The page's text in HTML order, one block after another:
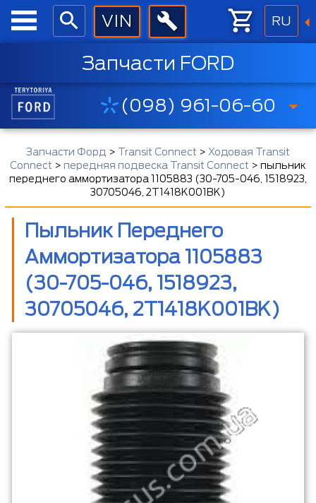
RU
Запчасти FORD
(098) 961-06-60
Запчасти Форд > Transit Connect > Ходовая Transit
Connect > передняя подвеска Transit Connect >пыльник
переднего аммортизатора 1105883 (30-705-046, 1518923,
30705046, 2T1418K001BK)
Пыльник Переднего
Аммортизатора 1105883
(30-705-046, 1518923,
30705046, 2T1418K001BK)